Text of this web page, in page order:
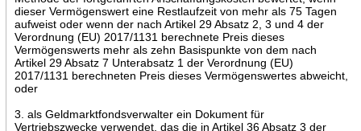
dieser Vermögenswert eine Restlaufzeit von mehr als 75 Tagen
aufweist oder wenn der nach Artikel 29 Absatz 2, 3 und 4 der
Verordnung (EU) 2017/1131 berechnete Preis dieses
Vermögenswerts mehr als zehn Basispunkte von dem nach
Artikel 29 Absatz 7 Unterabsatz 1 der Verordnung (EU)
2017/1131 berechneten Preis dieses Vermögenswertes abweicht,
oder
3. als Geldmarktfondsverwalter ein Dokument für
Vertriebszwecke verwendet, das die in Artikel 36 Absatz 3 der